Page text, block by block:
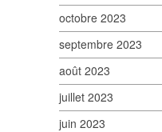
octobre 2023
septembre 2023
août 2023
juillet 2023
juin 2023